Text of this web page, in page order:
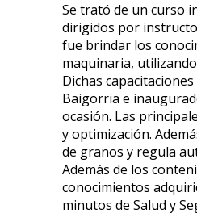
Se trató de un curso
dirigidos por
fue brindar los
maquinaria,
Dichas
Baigorria e
ocasión. Las
y optimización.
de granos y regula
Además de los
conocimientos
minutos de Salud y